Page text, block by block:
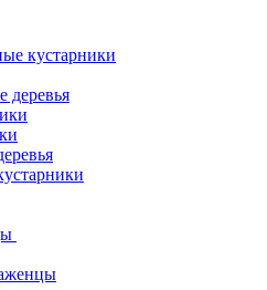
кустарники
деревья